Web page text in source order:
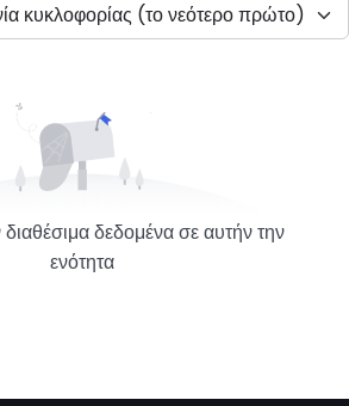
κυκλοφορίας (το νεότερο πρώτο)
δεδομένα σε αυτήν την
ενότητα